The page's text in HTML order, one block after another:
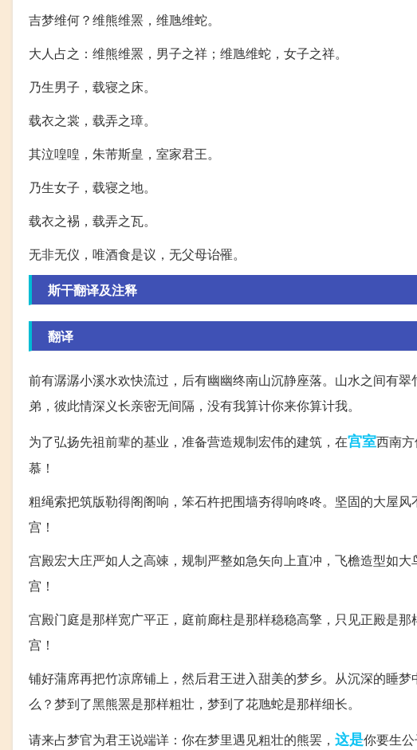
吉梦维何？维熊维罴，维虺维蛇。
大人占之：维熊维罴，男子之祥；维虺维蛇，女子之祥。
乃生男子，载寝之床。
载衣之裳，载弄之璋。
其泣喤喤，朱芾斯皇，室家君王。
乃生女子，载寝之地。
载衣之裼，载弄之瓦。
无非无仪，唯酒食是议，无父母诒罹。
斯干翻译及注释
翻译
前有潺潺小溪水欢快流过，后有幽幽终南山沉静座落。山水之间有
弟，彼此情深义长亲密无间隔，没有我算计你来你算计我。
为了弘扬先祖前辈的基业，准备营造规制宏伟的建筑，在宫室西南
慕！
粗绳索把筑版勒得阁阁响，笨石杵把围墙夯得响咚咚。坚固的大屋
宫！
宫殿宏大庄严如人之高竦，规制严整如急矢向上直冲，飞檐造型如
宫！
宫殿门庭是那样宽广平正，庭前廊柱是那样稳稳高擎，只见正殿是
宫！
铺好蒲席再把竹凉席铺上，然后君王进入甜美的梦乡。从沉深的睡
么？梦到了黑熊罴是那样粗壮，梦到了花虺蛇是那样细长。
请来占梦官为君王说端详：你在梦里遇见粗壮的熊罢， 这是你要生